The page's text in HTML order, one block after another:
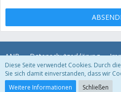
ANB Datenschutzerklärung
Community-Software:
Diese Seite verwendet Cookies. Durch
Sie sich damit einverstanden, dass wir
Weitere Informationen
Schließen